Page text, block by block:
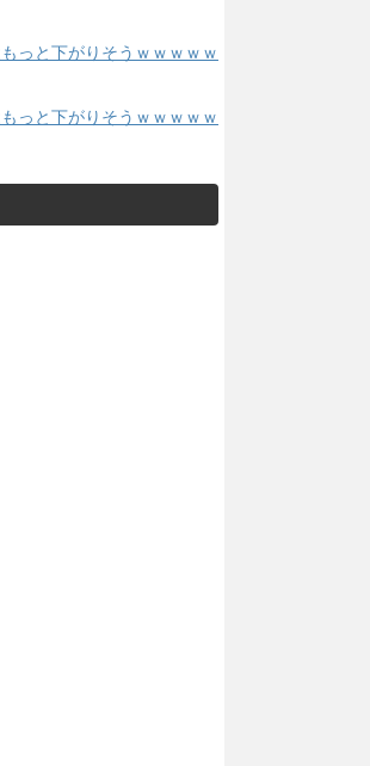
っと下がりそうｗｗｗｗｗ
っと下がりそうｗｗｗｗｗ